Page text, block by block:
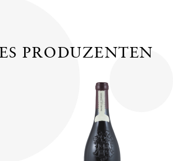
PRODUZENTEN